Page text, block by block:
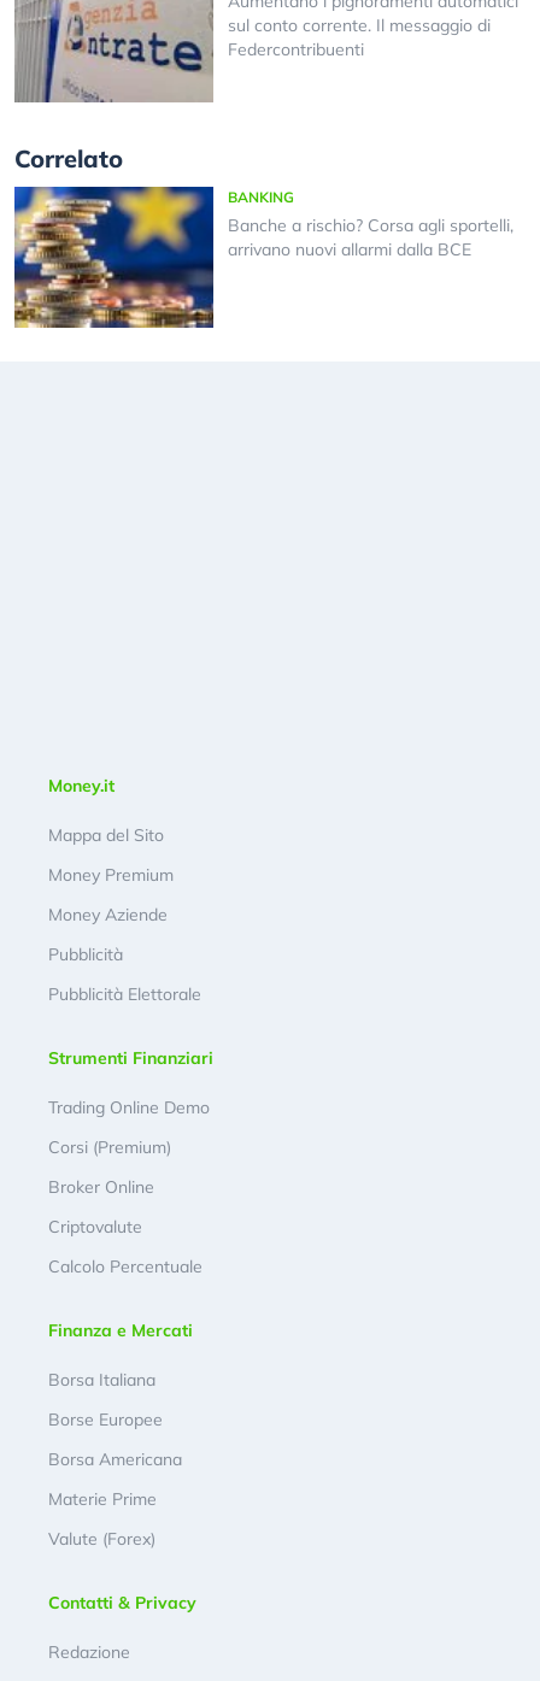
sul conto corrente. Il messaggio di
Federcontribuenti
Correlato
BANKING
Banche a rischio? Corsa agli sportelli,
arrivano nuovi allarmi dalla BCE
Money.it
Mappa del Sito
Money Premium
Money Aziende
Pubblicità
Pubblicità Elettorale
Strumenti Finanziari
Trading Online Demo
Corsi (Premium)
Broker Online
Criptovalute
Calcolo Percentuale
Finanza e Mercati
Borsa Italiana
Borse Europee
Borsa Americana
Materie Prime
Valute (Forex)
Contatti & Privacy
Redazione